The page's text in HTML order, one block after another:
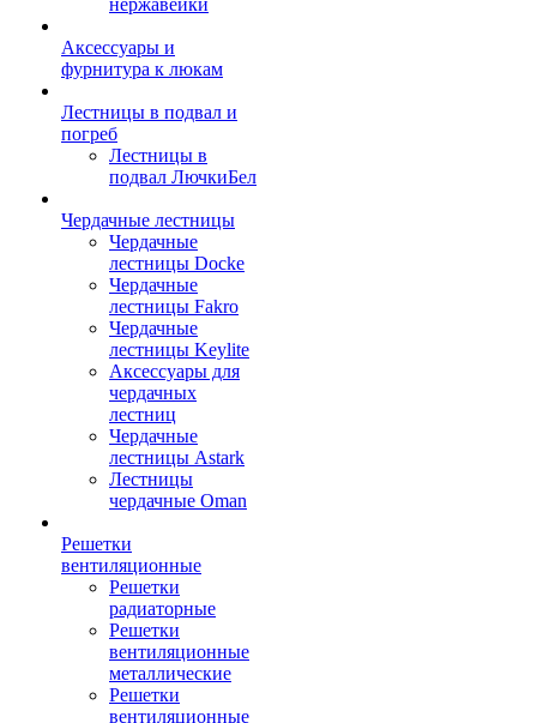
нержавейки
Аксессуары и
фурнитура к люкам
Лестницы в подвал и
погреб
Лестницы в
подвал ЛючкиБел
Чердачные лестницы
Чердачные
лестницы Docke
Чердачные
лестницы Fakro
Чердачные
лестницы Keylite
Аксессуары для
чердачных
лестниц
Чердачные
лестницы Astark
Лестницы
чердачные Oman
Решетки
вентиляционные
Решетки
радиаторные
Решетки
вентиляционные
металлические
Решетки
вентиляционные